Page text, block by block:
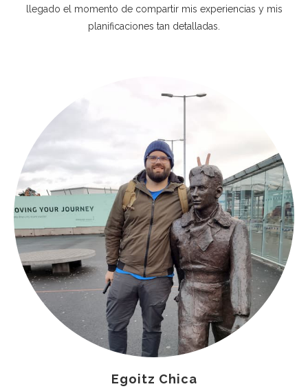
llegado el momento de compartir mis experiencias y mis
planificaciones tan detalladas.
Egoitz Chica